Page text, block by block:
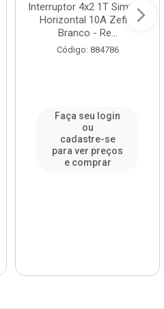
Interruptor 4x2 1T Simples
Horizontal 10A Zeffia
Branco - Re...
Código: 884786
Faça seu login
ou
cadastre-se
para ver preços
e comprar